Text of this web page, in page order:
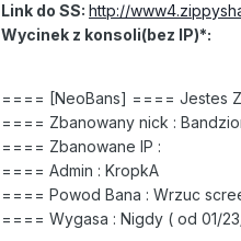
Link do SS: http://
Wycinek z konsoli(bez IP)*:
==== [NeoBans] ==== Jestes
==== Zbanowany nick :
==== Zbanowane IP :
==== Admin : KropkA
==== Powod Bana : Wrzuc
==== Wygasa : Nigdy ( od 01/